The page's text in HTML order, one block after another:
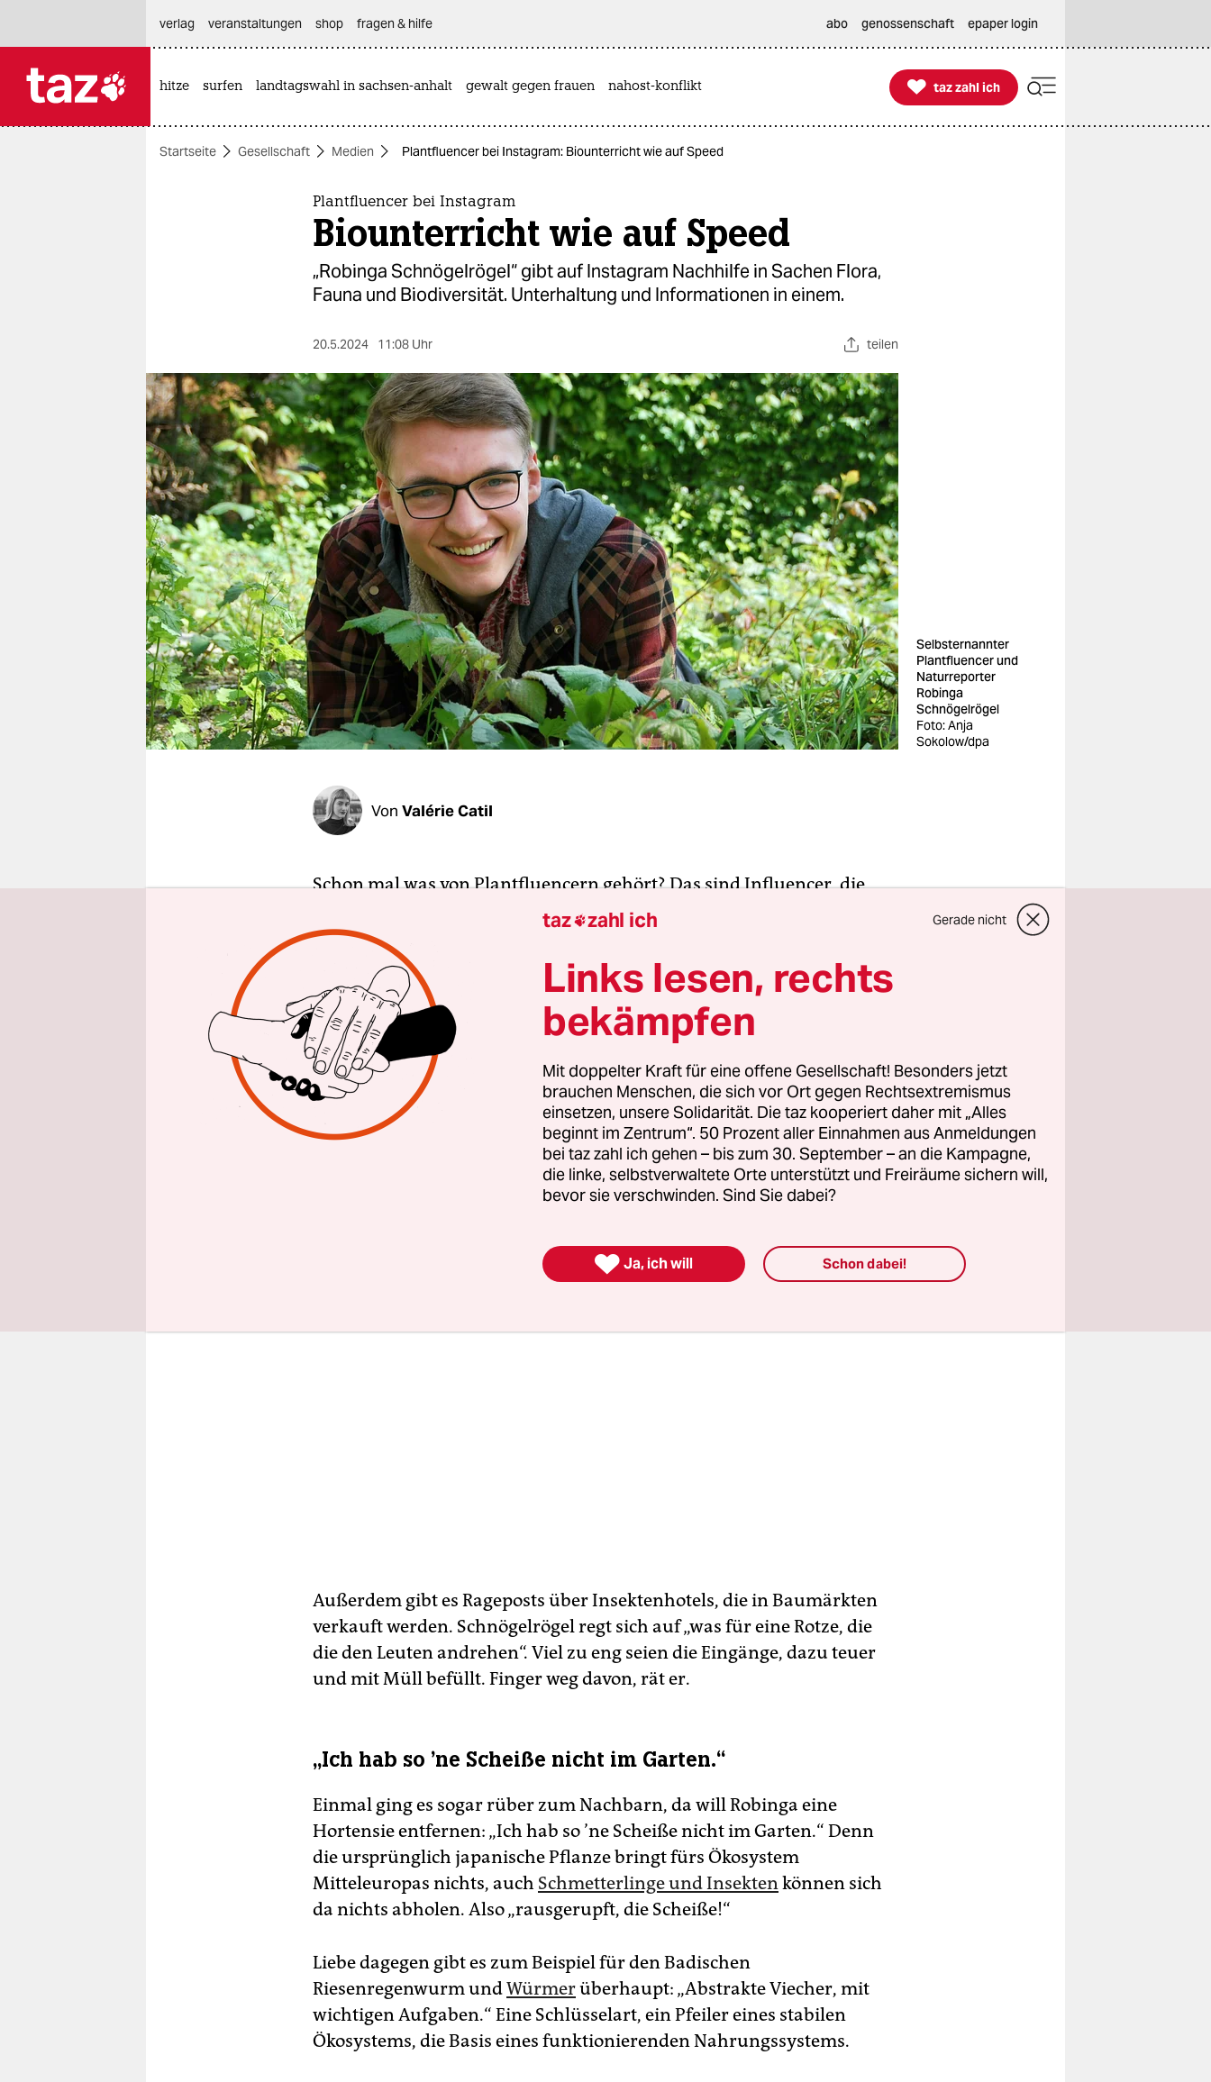
themen
berlin
nord
wahrheit
verlag
verlag
veranstaltungen
shop
fragen & hilfe
unterstützen
abo
verlag
veranstaltungen shop fragen & hilfe abo genossenschaft epaper login
hitze surfen landtagswahl in sachsen-anhalt gewalt gegen frauen nahost-konflikt 
taz zahl ich
taz zahl ich
Startseite Gesellschaft Medien Plantfluencer bei Instagram: Biounterricht wie auf Speed
Plantfluencer bei Instagram
Biounterricht wie auf Speed
„Robinga Schnögelrögel“ gibt auf Instagram Nachhilfe in Sachen Flora,
Fauna und Biodiversität. Unterhaltung und Informationen in einem.
20.5.2024 11:08 Uhr teilen
Selbsternannter
Plantfluencer und
Naturreporter
Robinga
Schnögelrögel
Foto: Anja
Sokolow/dpa
Von Valérie Catil
Schon mal was von Plantfluencern gehört? Das sind Influencer, die
über Grünzeug und den Tierchen, die darum wohnen, reden. Einer
davon ist Robinga Schnögelrögel auf Instagram. In ihm brennt ein
derartiger Enthusiasmus für die Natur, dass es manchmal wirkt, als
würde er vor jedem Dreh eine Nase Speed ziehen.
Das Ziel seiner Videos ist, die Follower_innen darüber aufzuklären,
was man im eigenen Garten für die Natur machen kann. In der Reihe
„Pflanzen, die ich hasse“ sammeltHerr Schnögelrögel Videos über
Gewächse, die Leute gerne pflanzen, aber ökologisch keine Rolle
spielen. Ein Clip beginnt – wie immer im Berliner Dialekt – mit „Ein
trauriges Hallo, denn mein Paradies wird bedroht, und ich zeig euch
mal, von wem.“ Dran glauben mussten schon die Mahonie, die
Außerdem gibt es Rageposts über Insektenhotels, die in Baumärkten
verkauft werden. Schnögelrögel regt sich auf „was für eine Rotze, die
die den Leuten andrehen“. Viel zu eng seien die Eingänge, dazu teuer
und mit Müll befüllt. Finger weg davon, rät er.
„Ich hab so ’ne Scheiße nicht im Garten.“
Einmal ging es sogar rüber zum Nachbarn, da will Robinga eine
Hortensie entfernen: „Ich hab so ’ne Scheiße nicht im Garten.“ Denn
die ursprünglich japanische Pflanze bringt fürs Ökosystem
Mitteleuropas nichts, auch Schmetterlinge und Insektenkönnen sich
da nichts abholen. Also „rausgerupft, die Scheiße!“
Liebe dagegen gibt es zum Beispiel für den Badischen
Riesenregenwurm undWürmerüberhaupt: „Abstrakte Viecher, mit
wichtigen Aufgaben.“ Eine Schlüsselart, ein Pfeiler eines stabilen
Ökosystems, die Basis eines funktionierenden Nahrungssystems.
taz zahl ich Gerade nicht
Links lesen, rechts
bekämpfen
Mit doppelter Kraft für eine offene Gesellschaft! Besonders jetzt
brauchen Menschen, die sich vor Ort gegen Rechtsextremismus
einsetzen, unsere Solidarität. Die taz kooperiert daher mit „Alles
beginnt im Zentrum“. 50 Prozent aller Einnahmen aus Anmeldungen
bei taz zahl ich gehen – bis zum 30. September – an die Kampagne,
die linke, selbstverwaltete Orte unterstützt und Freiräume sichern will,
bevor sie verschwinden. Sind Sie dabei?
 Ja, ich will Schon dabei!